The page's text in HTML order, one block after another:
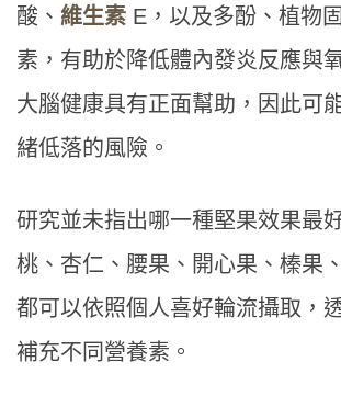
酸、 維生素 E，以及多酚、植物
素，有助於降低體內發炎反應與
大腦健康具有正面幫助，因此可
緒低落的風險。
研究並未指出哪一種堅果效果最
桃、杏仁、腰果、開心果、榛果
都可以依照個人喜好輪流攝取，
補充不同營養素。